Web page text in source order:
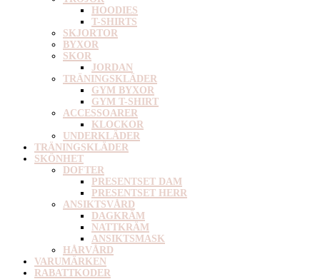
HOODIES
T-SHIRTS
SKJORTOR
BYXOR
SKOR
JORDAN
TRÄNINGSKLÄDER
GYM BYXOR
GYM T-SHIRT
ACCESSOARER
KLOCKOR
UNDERKLÄDER
TRÄNINGSKLÄDER
SKÖNHET
DOFTER
PRESENTSET DAM
PRESENTSET HERR
ANSIKTSVÅRD
DAGKRÄM
NATTKRÄM
ANSIKTSMASK
HÅRVÅRD
VARUMÄRKEN
RABATTKODER